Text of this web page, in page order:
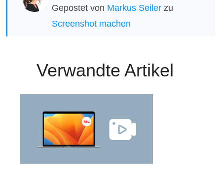
Gepostet von Markus Seiler zu
Screenshot machen
Verwandte Artikel